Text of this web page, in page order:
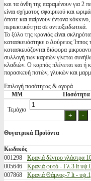
και τα άνθη της παραμένουν για 2
είναι σχήματος σφαιρικού και
όποτε και παίρνουν έντονα
περιεκτικότητα σε αντιοξειδωτικά.
Το ξύλο της κρανιάς είναι
κατασκευάστηκε ο Δούρειος
κατασκευάζονται διάφορα
συλλογή των καρπών γίνεται
κλαδιών. Ο καρπός πλένεται και ή
παρασκευή ποτών, γλυκών και
Επιλογή ποσότητας & αγορά
ΜΜ
Ποσότητα
Τεμάχιο
Θυγατρικά Προϊόντα
Κωδικός
001298
Κρανιά δέντρο γλάστρα
005646
Κρανιά φυτό - Γλ.3 lt
007868
Κρανιά Θάμνος-7 lt -